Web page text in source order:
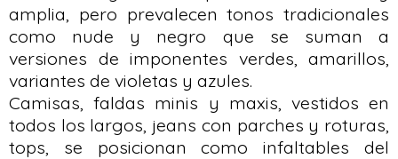
amplia, pero prevalecen tonos tradicionales
como nude y negro que se suman a
versiones de imponentes verdes, amarillos,
variantes de violetas y azules.
Camisas, faldas minis y maxis, vestidos en
todos los largos, jeans con parches y roturas,
tops, se posicionan como infaltables del